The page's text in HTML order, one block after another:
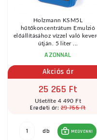
Holzmann KSM5L
hűtőkoncentrátum Emulzió
előállításához vízzel való
útján. 5 liter ...
AZONNAL
Akciós ár
25 265 Ft
Ušetříte 4 490 Ft
Eredeti ár:29 755 Ft
db MEGVENNI